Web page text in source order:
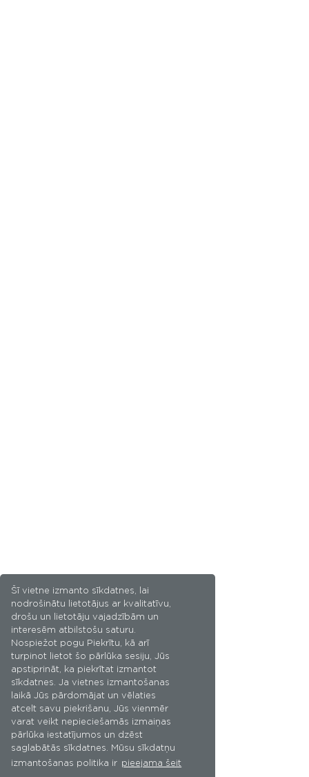
Šī vietne izmanto sīkdatnes, lai
nodrošinātu lietotājus ar kvalitatīvu,
drošu un lietotāju vajadzībām un
interesēm atbilstošu saturu.
Nospiežot pogu Piekrītu, kā arī
turpinot lietot šo pārlūka sesiju, Jūs
apstiprināt, ka piekrītat izmantot
sīkdatnes. Ja vietnes izmantošanas
laikā Jūs pārdomājat un vēlaties
atcelt savu piekrišanu, Jūs vienmēr
varat veikt nepieciešamās izmaiņas
pārlūka iestatījumos un dzēst
saglabātās sīkdatnes. Mūsu sīkdatņu
izmantošanas politika ir pieejama šeit